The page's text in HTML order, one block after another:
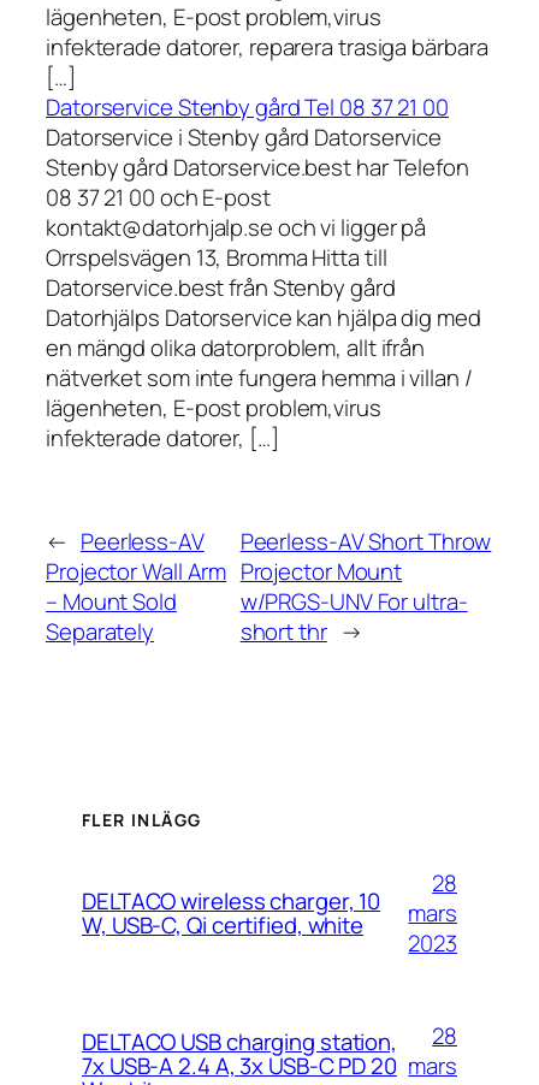
lägenheten, E-post problem,virus
infekterade datorer, reparera trasiga bärbara
[…]
Datorservice Stenby gård Tel 08 37 21 00
Datorservice i Stenby gård Datorservice
Stenby gård Datorservice.best har Telefon
08 37 21 00 och E-post
kontakt@datorhjalp.se och vi ligger på
Orrspelsvägen 13, Bromma Hitta till
Datorservice.best från Stenby gård
Datorhjälps Datorservice kan hjälpa dig med
en mängd olika datorproblem, allt ifrån
nätverket som inte fungera hemma i villan /
lägenheten, E-post problem,virus
infekterade datorer, […]
← Peerless-AV
Projector Wall Arm
– Mount Sold
Separately
Peerless-AV Short Throw
Projector Mount
w/PRGS-UNV For ultra-
short thr →
FLER INLÄGG
DELTACO wireless charger, 10
W, USB-C, Qi certified, white
28
mars
2023
DELTACO USB charging station,
7x USB-A 2.4 A, 3x USB-C PD 20
28
mars